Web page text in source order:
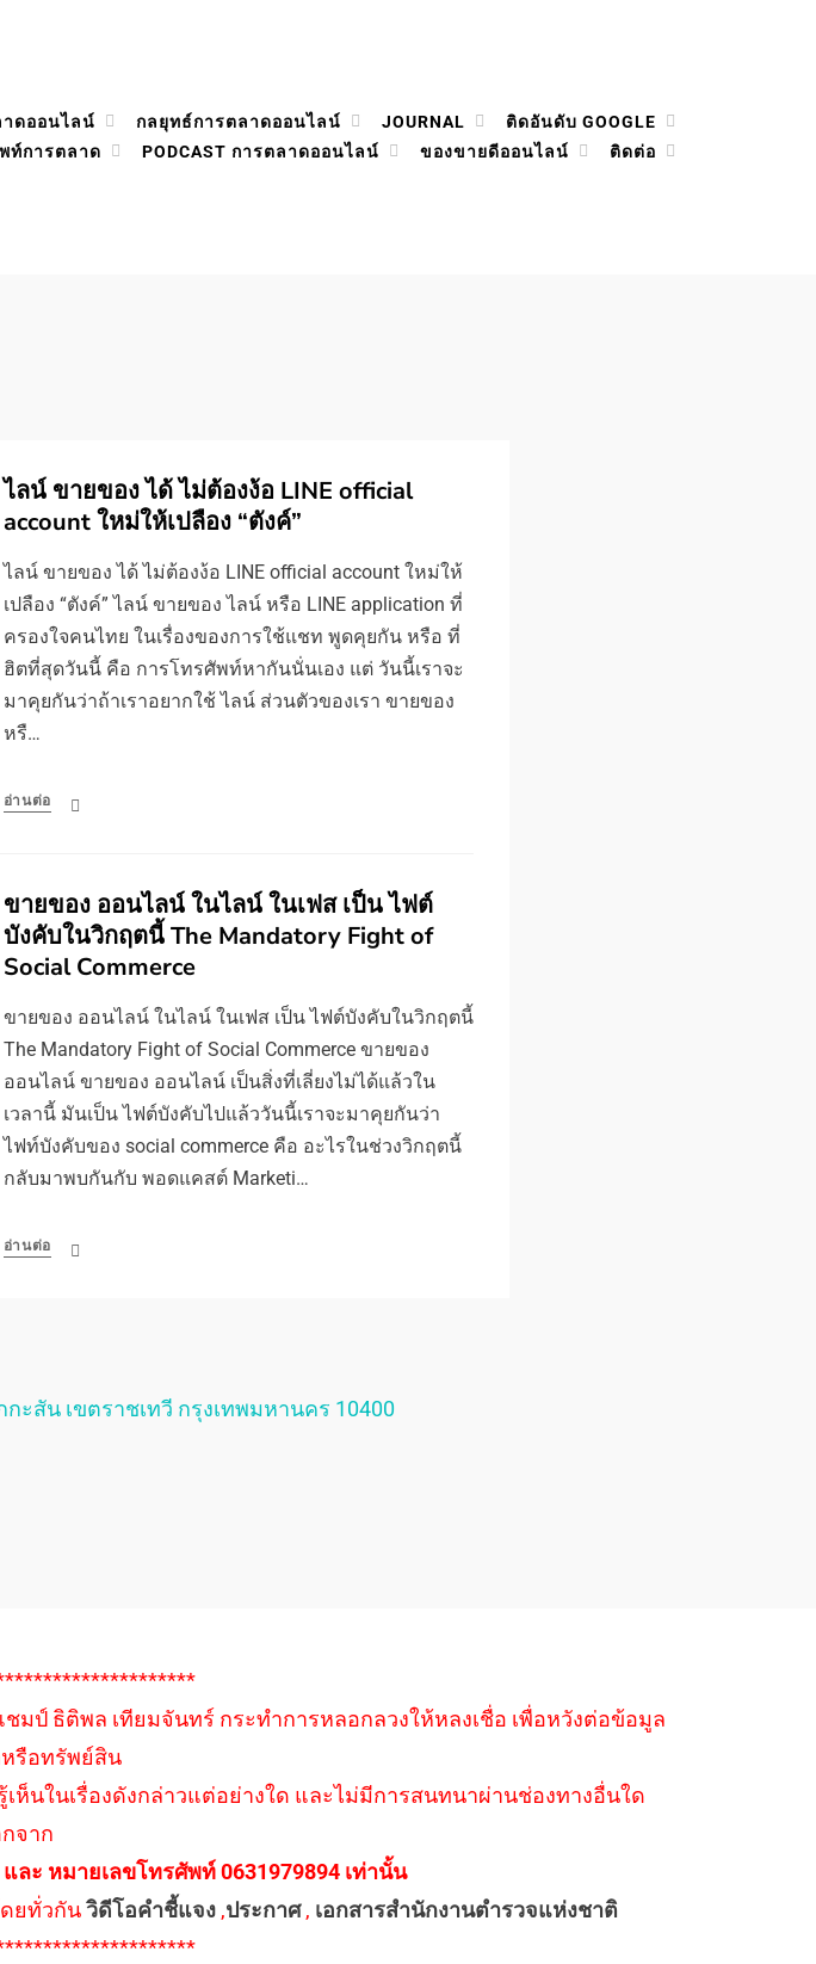
ดออนไลน์ กลยุทธ์การตลาดออนไลน์ JOURNAL
ติดอันดับ GOOGLE
ท์การตลาด PODCAST การตลาดออนไลน์ ของขายดีออนไลน์ ติดต่อ
ไลน์ ขายของ ได้ ไม่ต้องง้อ LINE official
account ใหม่ให้เปลือง “ตังค์”
ไลน์ ขายของ ได้ ไม่ต้องง้อ LINE official account ใหม่ให้
เปลือง “ตังค์” ไลน์ ขายของ ไลน์ หรือ LINE application ที่
ครองใจคนไทย ในเรื่องของการใช้แชท พูดคุยกัน หรือ ที่
ฮิตที่สุดวันนี้ คือ การโทรศัพท์หากันนั่นเอง แต่ วันนี้เราจะ
มาคุยกันว่าถ้าเราอยากใช้ ไลน์ ส่วนตัวของเรา ขายของ
หรื…
อ่านต่อ
ขายของ ออนไลน์ ในไลน์ ในเฟส เป็น ไฟต์
บังคับในวิกฤตนี้ The Mandatory Fight of
Social Commerce
ขายของ ออนไลน์ ในไลน์ ในเฟส เป็น ไฟต์บังคับในวิกฤตนี้
The Mandatory Fight of Social Commerce ขายของ
ออนไลน์ ขายของ ออนไลน์ เป็นสิ่งที่เลี่ยงไม่ได้แล้วใน
เวลานี้ มันเป็น ไฟต์บังคับไปแล้ววันนี้เราจะมาคุยกันว่า
ไฟท์บังคับของ social commerce คือ อะไรในช่วงวิกฤตนี้
กลับมาพบกันกับ พอดแคสต์ Marketi…
อ่านต่อ
ะสัน เขตราชเทวี กรุงเทพมหานคร 10400
ป์ ธิติพล เทียมจันทร์ กระทำการหลอกลวงให้หลงเชื่อ เพื่อหวังต่อข้อมูล
รือทรัพย์สิน
ห็นในเรื่องดังกล่าวแต่อย่างใด และไม่มีการสนทนาผ่านช่องทางอื่นใด
จาก
ละ หมายเลขโทรศัพท์ 0631979894 เท่านั้น
ยทั่วกันวิดีโอคำชี้แจง,ประกาศ, เอกสารสำนักงานตำรวจแห่งชาติ